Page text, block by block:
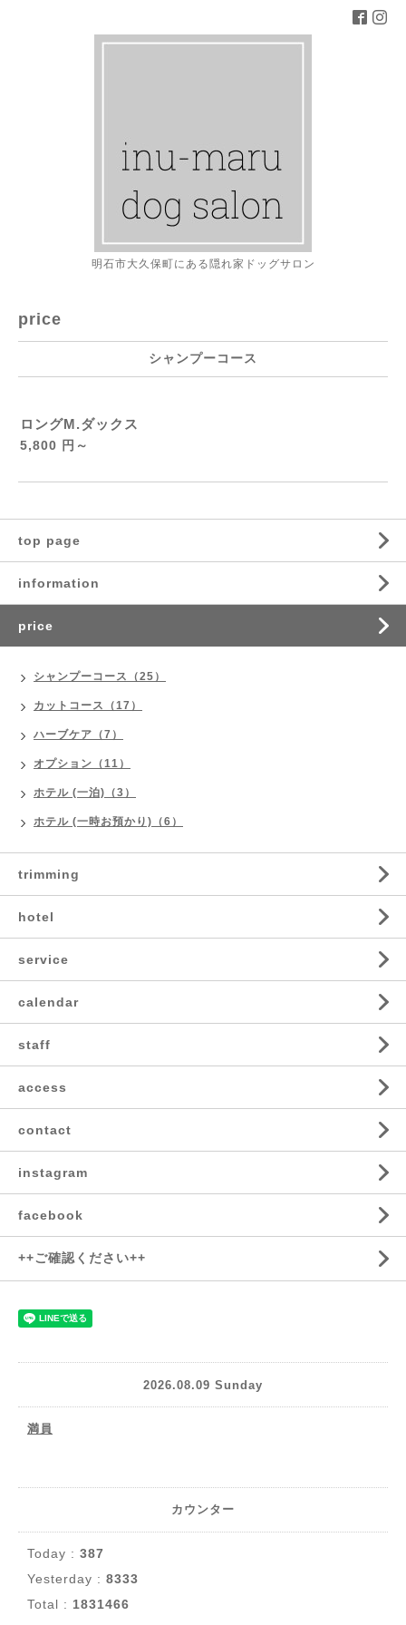
明石市大久保町にある隠れ家ドッグサロン
price
シャンプーコース
ロングM.ダックス
5,800 円～
top page
information
price
シャンプーコース（25）
カットコース（17）
ハーブケア（7）
オプション（11）
ホテル (一泊)（3）
ホテル (一時お預かり)（6）
trimming
hotel
service
calendar
staff
access
contact
instagram
facebook
++ご確認ください++
2026.08.09 Sunday
満員
カウンター
Today : 387
Yesterday : 8333
Total : 1831466